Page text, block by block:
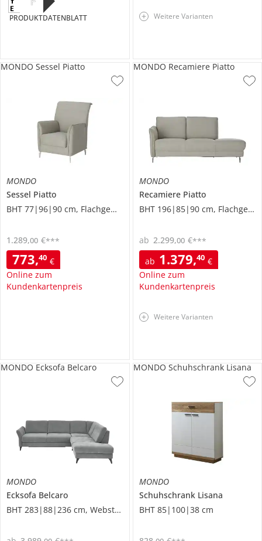
PRODUKTDATENBLATT Weitere Varianten
MONDO
Sessel Piatto
BHT 77|96|90 cm, Flachgewebe
773,40 €
Online zum
Kundenkartenpreis
1.289,00 €***
MONDO Sessel Piatto
MONDO
Recamiere Piatto
BHT 196|85|90 cm, Flachgewebe
ab 1.379,40 €
Online zum
Kundenkartenpreis
ab 2.299,00 €***
MONDO Recamiere Piatto
Weitere Varianten
MONDO
Ecksofa Belcaro
BHT 283|88|236 cm, Webstoff
MONDO Ecksofa Belcaro
MONDO
Schuhschrank Lisana
BHT 85|100|38 cm
MONDO Schuhschrank Lisana